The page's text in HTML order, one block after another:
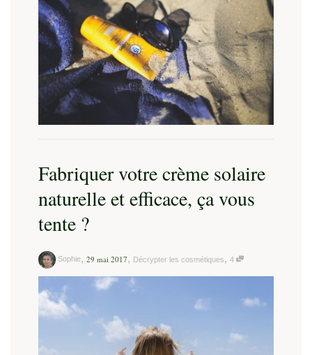
Fabriquer votre crème solaire
naturelle et efficace, ça vous
tente ?
Sophie, 29 mai 2017, Décrypter les cosmétiques, 4